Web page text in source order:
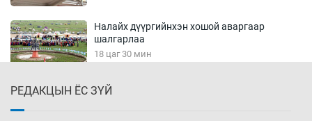
Налайх дүүргийнхэн хошой аваргаар
шалгарлаа
18 цаг 30 мин
РЕДАКЦЫН ЁС ЗҮЙ